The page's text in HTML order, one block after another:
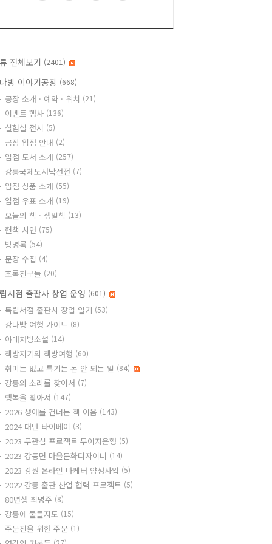
전체보기 (2401)
방 이야기공장 (668)
공장 소개 · 예약 · 위치 (21)
이벤트 행사 (136)
실험실 전시 (5)
공장 입점 안내 (2)
입점 도서 소개 (257)
강릉국제도서낙선전 (7)
입점 상품 소개 (55)
입점 우표 소개 (19)
오늘의 책 · 생일책 (13)
헌책 사연 (75)
방명록 (54)
문장 수집 (4)
초록친구들 (20)
서점 출판사 창업 운영 (601)
독립서점 출판사 창업 일기 (53)
강다방 여행 가이드 (8)
야매처방소설 (14)
책방지기의 책방여행 (60)
취미는 없고 특기는 돈 안 되는 일 (84)
강릉의 소리를 찾아서 (7)
행복을 찾아서 (147)
2026 생애를 건너는 책 이음 (143)
2024 대만 타이베이 (3)
2023 무관심 프로젝트 무이자은행 (5)
2023 강동면 마을문화디자이너 (14)
2023 강원 온라인 마케터 양성사업 (5)
2022 강릉 출판 산업 협력 프로젝트 (5)
80년생 최명주 (8)
강릉에 물들지도 (15)
주문진을 위한 주문 (1)